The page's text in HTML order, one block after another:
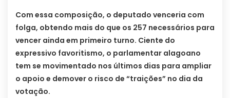
Com essa composição, o deputado venceria com
folga, obtendo mais do que os 257 necessários para
vencer ainda em primeiro turno. Ciente do
expressivo favoritismo, o parlamentar alagoano
tem se movimentado nos últimos dias para ampliar
o apoio e demover o risco de “traições” no dia da
votação.